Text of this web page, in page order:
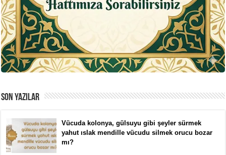
SON YAZILAR
Vücuda kolonya, gülsuyu gibi şeyler sürmek
yahut ıslak mendille vücudu silmek orucu bozar
mı?